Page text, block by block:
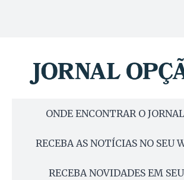
ONDE ENCONTRAR O
RECEBA AS NOTÍCIAS NO SEU
RECEBA NOVIDADES EM